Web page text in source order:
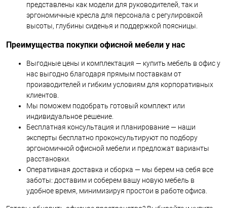
представлены как модели для руководителей, так и
эргономичные кресла для персонала с регулировкой
высоты, глубины сиденья и поддержкой поясницы.
Преимущества покупки офисной мебели у нас
Выгодные цены и комплектация — купить мебель в офис у
нас выгодно благодаря прямым поставкам от
производителей и гибким условиям для корпоративных
клиентов.
Мы поможем подобрать готовый комплект или
индивидуальное решение.
Бесплатная консультация и планирование — наши
эксперты бесплатно проконсультируют по подбору
эргономичной офисной мебели и предложат варианты
расстановки.
Оперативная доставка и сборка — мы берем на себя все
заботы: доставим и соберем вашу новую мебель в
удобное время, минимизируя простои в работе офиса.